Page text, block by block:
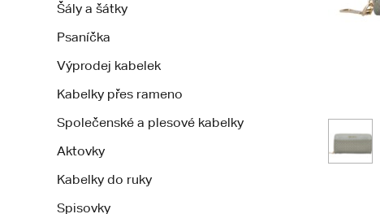
Šály a šátky
Psaníčka
Výprodej kabelek
Kabelky přes rameno
Společenské a plesové kabelky
Aktovky
Kabelky do ruky
Spisovky